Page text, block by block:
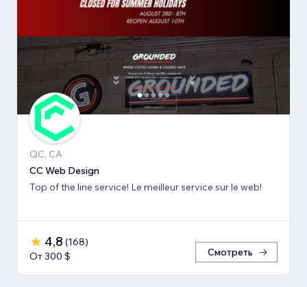
QC, CA
CC Web Design
Top of the line service! Le meilleur service sur le web!
4,8 (168)
От 300 $
Смотреть